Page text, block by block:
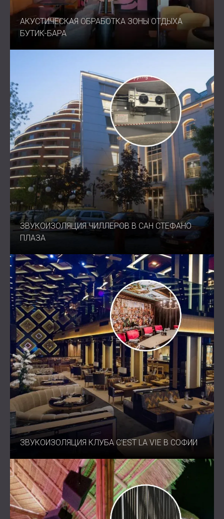
АКУСТИЧЕСКАЯ ОБРАБОТКА ЗОНЫ ОТДЫХА
БУТИК-БАРА
ЗВУКОИЗОЛЯЦИЯ ЧИЛЛЕРОВ В САН СТЕФАНО
ПЛАЗА
ЗВУКОИЗОЛЯЦИЯ КЛУБА C'EST LA VIE В СОФИИ